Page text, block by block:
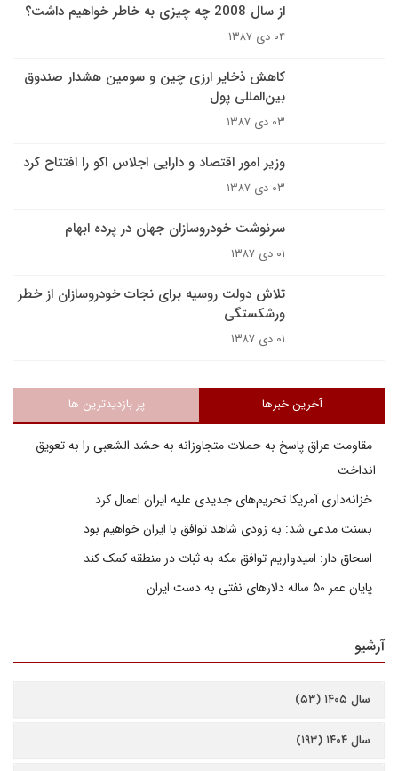
از سال 2008 چه چیزی به خاطر خواهیم داشت؟
۰۴ دی ۱۳۸۷
کاهش ذخاير ارزى چين و سومين هشدار صندوق
بين‌المللى پول
۰۳ دی ۱۳۸۷
وزیر امور اقتصاد و دارایی اجلاس اکو را افتتاح کرد
۰۳ دی ۱۳۸۷
سرنوشت خودروسازان جهان در پرده ابهام
۰۱ دی ۱۳۸۷
تلاش دولت روسيه براى نجات خودروسازان از خطر
ورشکستگى
۰۱ دی ۱۳۸۷
آخرین خبرها پر بازدیدترین ها
مقاومت عراق پاسخ به حملات متجاوزانه به حشد الشعبی را به تعویق
انداخت
خزانه‌داری آمریکا تحریم‌های جدیدی علیه ایران اعمال کرد
بسنت مدعی شد: به زودی شاهد توافق با ایران خواهیم بود
اسحاق دار: امیدواریم توافق مکه به ثبات در منطقه کمک کند
پایان عمر ۵۰ ساله دلارهای نفتی به دست ایران
آرشیو
سال ۱۴۰۵ (۵۳)
سال ۱۴۰۴ (۱۹۳)